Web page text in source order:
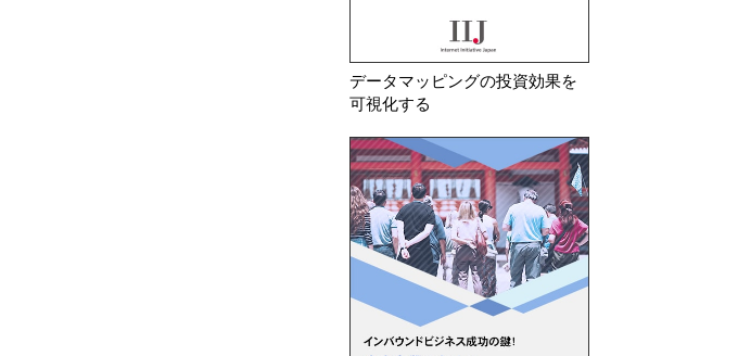
データマッピングの投資効果を
可視化する